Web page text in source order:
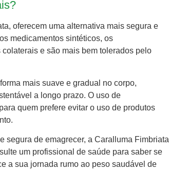
oferecem uma alternativa mais segura e
medicamentos sintéticos, os
e são mais bem tolerados pelo
mais suave e gradual no corpo,
a longo prazo. O uso de
quem prefere evitar o uso de produtos
segura de emagrecer, a Caralluma Fimbriata
um profissional de saúde para saber se
a sua jornada rumo ao peso saudável de